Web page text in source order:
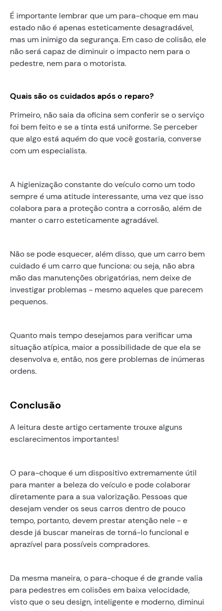
É importante lembrar que um para-choque em mau
estado não é apenas esteticamente desagradável,
mas um inimigo da segurança. Em caso de colisão, ele
não será capaz de diminuir o impacto nem para o
pedestre, nem para o motorista.
Quais são os cuidados após o reparo?
Primeiro, não saia da oficina sem conferir se o serviço
foi bem feito e se a tinta está uniforme. Se perceber
que algo está aquém do que você gostaria, converse
com um especialista.
A higienização constante do veículo como um todo
sempre é uma atitude interessante, uma vez que isso
colabora para a proteção contra a corrosão, além de
manter o carro esteticamente agradável.
Não se pode esquecer, além disso, que um carro bem
cuidado é um carro que funciona: ou seja, não abra
mão das manutenções obrigatórias, nem deixe de
investigar problemas - mesmo aqueles que parecem
pequenos.
Quanto mais tempo desejamos para verificar uma
situação atípica, maior a possibilidade de que ela se
desenvolva e, então, nos gere problemas de inúmeras
ordens.
Conclusão
A leitura deste artigo certamente trouxe alguns
esclarecimentos importantes!
O para-choque é um dispositivo extremamente útil
para manter a beleza do veículo e pode colaborar
diretamente para a sua valorização. Pessoas que
desejam vender os seus carros dentro de pouco
tempo, portanto, devem prestar atenção nele - e
desde já buscar maneiras de torná-lo funcional e
aprazível para possíveis compradores.
Da mesma maneira, o para-choque é de grande valia
para pedestres em colisões em baixa velocidade,
visto que o seu design, inteligente e moderno, diminui